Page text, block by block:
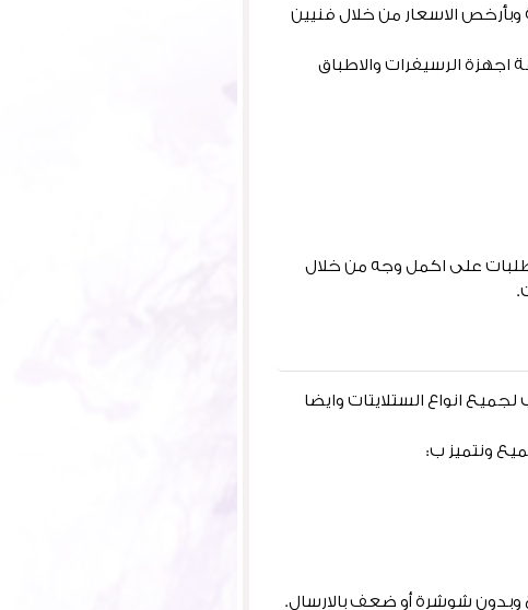
مدار 24 ساعة بدقة وجودة عالية وبأرخص الاسعار من خلال فنيين
اجهزة الرسيفرات والاطباق
على اكمل وجه من خلال
انواع الستلايتات وايضا
ونتميز ب: